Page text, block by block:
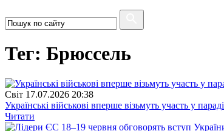
Тег: Брюссель
Свiт 17.07.2026 20:38
Українські військові вперше візьмуть участь у
Читати